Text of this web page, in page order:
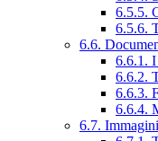
6.5.5.
6.5.6.
6.6.
6.6.1.
6.6.2.
6.6.3.
6.6.4.
6.7.